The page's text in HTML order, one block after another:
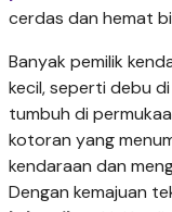
cerdas dan hemat
Banyak pemilik
kecil, seperti debu
tumbuh di
kotoran yang
kendaraan dan
Dengan kemajuan